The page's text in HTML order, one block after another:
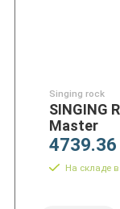
Singing rock
SINGING
Master
На складе